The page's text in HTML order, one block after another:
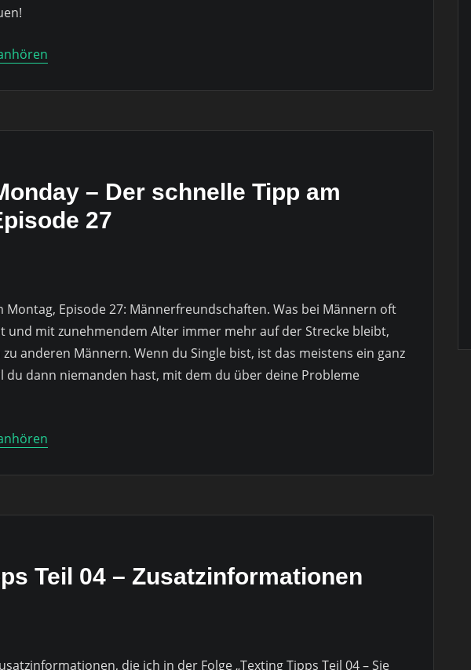
– Der schnelle Tipp am
27
Montag, Episode 27: Männerfreundschaften. Was bei Männern oft
und mit zunehmendem Alter immer mehr auf der Strecke bleibt,
anderen Männern. Wenn du Single bist, ist das meistens ein ganz
du dann niemanden hast, mit dem du über deine Probleme
Teil 04 – Zusatzinformationen
die ich in der Folge „Texting Tipps Teil 04 – Sie